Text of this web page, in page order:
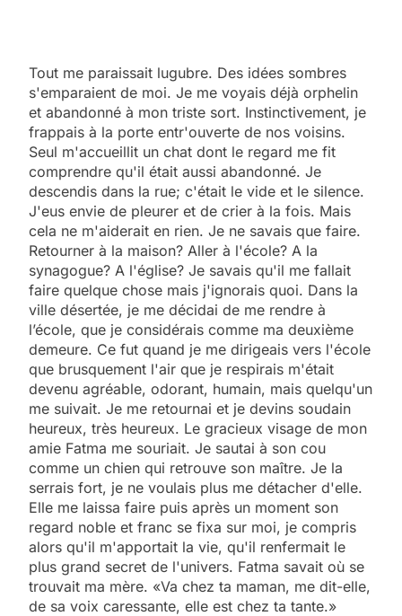
Tout me paraissait lugubre. Des idées sombres
s'emparaient de moi. Je me voyais déjà orphelin
et abandonné à mon triste sort. Instinctivement, je
frappais à la porte entr'ouverte de nos voisins.
Seul m'accueillit un chat dont le regard me fit
comprendre qu'il était aussi abandonné. Je
descendis dans la rue; c'était le vide et le silence.
J'eus envie de pleurer et de crier à la fois. Mais
cela ne m'aiderait en rien. Je ne savais que faire.
Retourner à la maison? Aller à l'école? A la
synagogue? A l'église? Je savais qu'il me fallait
faire quelque chose mais j'ignorais quoi. Dans la
ville désertée, je me décidai de me rendre à
l’école, que je considérais comme ma deuxième
demeure. Ce fut quand je me dirigeais vers l'école
que brusquement l'air que je respirais m'était
devenu agréable, odorant, humain, mais quelqu'un
me suivait. Je me retournai et je devins soudain
heureux, très heureux. Le gracieux visage de mon
amie Fatma me souriait. Je sautai à son cou
comme un chien qui retrouve son maître. Je la
serrais fort, je ne voulais plus me détacher d'elle.
Elle me laissa faire puis après un moment son
regard noble et franc se fixa sur moi, je compris
alors qu'il m'apportait la vie, qu'il renfermait le
plus grand secret de l'univers. Fatma savait où se
trouvait ma mère. «Va chez ta maman, me dit-elle,
de sa voix caressante, elle est chez ta tante.»